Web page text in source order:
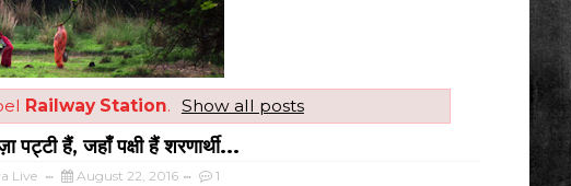
Railway Station. Show all posts
पट्टी हैं, जहाँ पक्षी हैं शरणार्थी...
Live August 22, 2016 1